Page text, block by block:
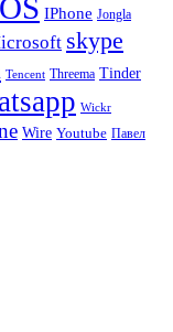
IPhone Jongla
skype
Tencent Threema Tinder
Wickr
Wire Youtube Павел